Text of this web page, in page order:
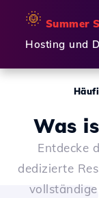
🌞 Summer
Hosting und
Was
Entdecke
dedizierte